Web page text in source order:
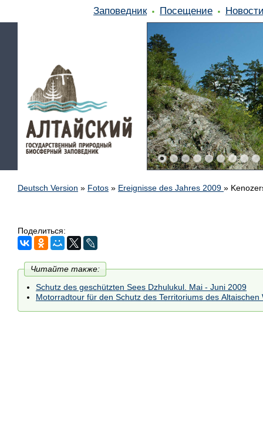
Заповедник Посещение
Deutsch Version » Fotos » Ereignisse des Jahres 2009 »
Поделиться:
Читайте также:
Schutz des geschützten Sees Dzhulukul. Mai - Juni 2009
Motorradtour für den Schutz des Territoriums des Altaischen